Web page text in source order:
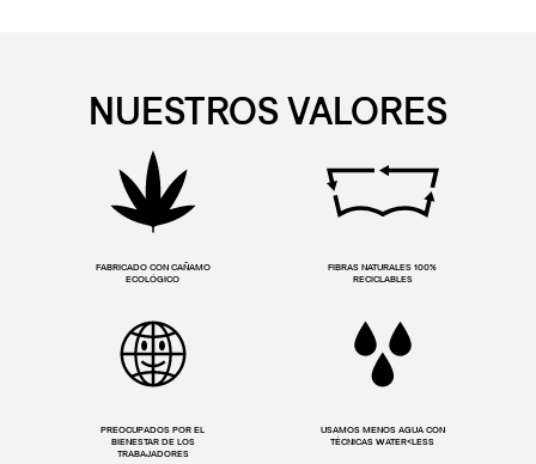
NUESTROS VALORES
FABRICADO CON CAÑAMO
ECOLÓGICO
FIBRAS NATURALES 100%
RECICLABLES
PREOCUPADOS POR EL
BIENESTAR DE LOS
TRABAJADORES
USAMOS MENOS AGUA CON
TÉCNICAS WATER<LESS